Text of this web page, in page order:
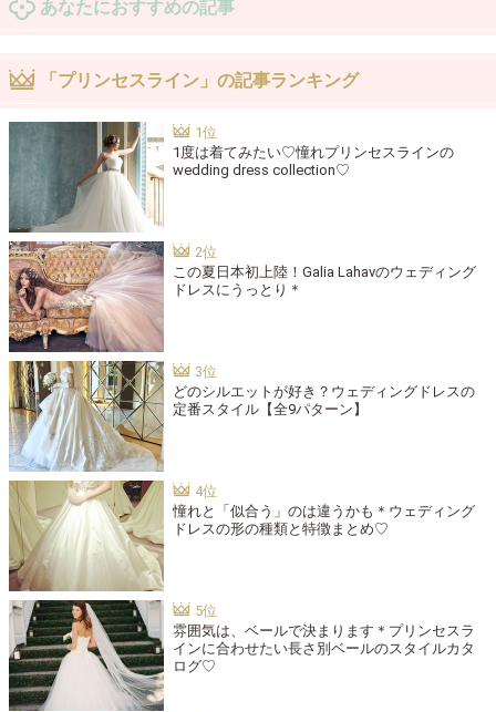
あなたにおすすめの記事
「プリンセスライン」の記事ランキング
1度は着てみたい♡憧れプリンセスラインの
wedding dress collection♡
この夏日本初上陸！Galia Lahavのウェディング
ドレスにうっとり＊
どのシルエットが好き？ウェディングドレスの
定番スタイル【全9パターン】
憧れと「似合う」のは違うかも＊ウェディング
ドレスの形の種類と特徴まとめ♡
雰囲気は、ベールで決まります＊プリンセスラ
インに合わせたい長さ別ベールのスタイルカタ
ログ♡